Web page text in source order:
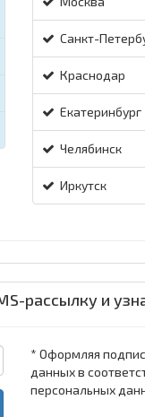
Санкт-
Краснодар
Екатеринбург
Челябинск
Иркутск
рассылку и
* Оформляя
данных в
персональных